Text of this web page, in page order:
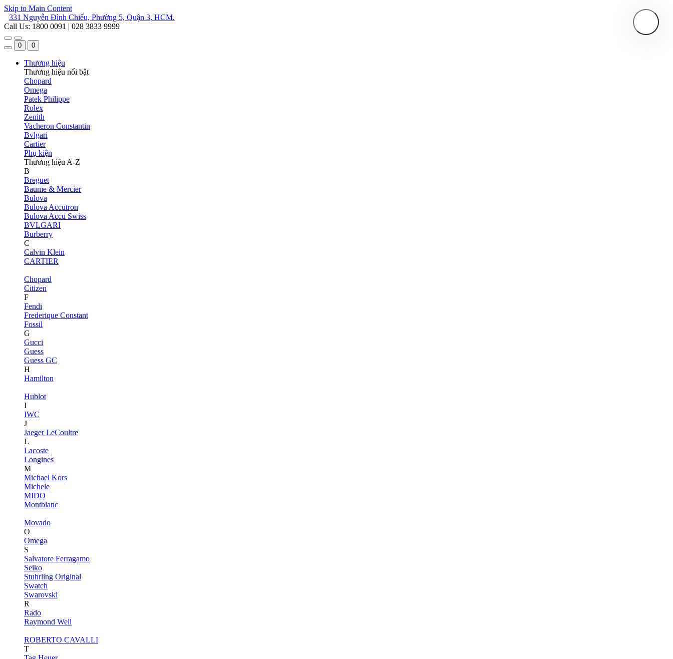
Skip to Main Content
331 Nguyễn Đình Chiểu, Phường 5, Quận 3, HCM.
Call Us: 1800 0091 | 028 3833 9999
0 0
Thương hiệu
Thương hiệu nổi bật
Chopard
Omega
Patek Philippe
Rolex
Zenith
Vacheron Constantin
Bvlgari
Cartier
Phụ kiện
Thương hiệu A-Z
B
Breguet
Baume & Mercier
Bulova
Bulova Accutron
Bulova Accu Swiss
BVLGARI
Burberry
C
Calvin Klein
CARTIER
Chopard
Citizen
F
Fendi
Frederique Constant
Fossil
G
Gucci
Guess
Guess GC
H
Hamilton
Hublot
I
IWC
J
Jaeger LeCoultre
L
Lacoste
Longines
M
Michael Kors
Michele
MIDO
Montblanc
Movado
O
Omega
S
Salvatore Ferragamo
Seiko
Stuhrling Original
Swatch
Swarovski
R
Rado
Raymond Weil
ROBERTO CAVALLI
T